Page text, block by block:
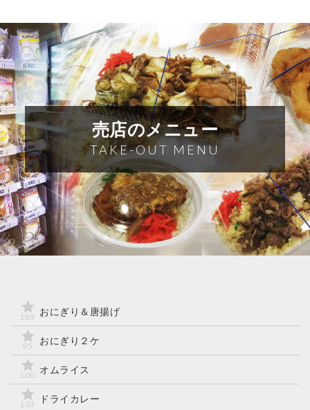
売店のメニュー
TAKE-OUT MENU
189 おにぎり＆唐揚げ
95 おにぎり２ケ
100 オムライス
103 ドライカレー